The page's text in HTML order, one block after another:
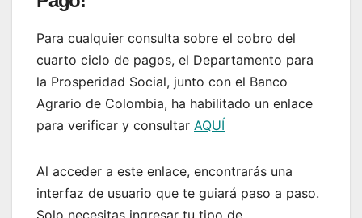
Para cualquier consulta sobre el cobro del
cuarto ciclo de pagos, el Departamento para
la Prosperidad Social, junto con el Banco
Agrario de Colombia, ha habilitado un enlace
para verificar y consultar AQUÍ
Al acceder a este enlace, encontrarás una
interfaz de usuario que te guiará paso a paso.
Solo necesitas ingresar tu tipo de